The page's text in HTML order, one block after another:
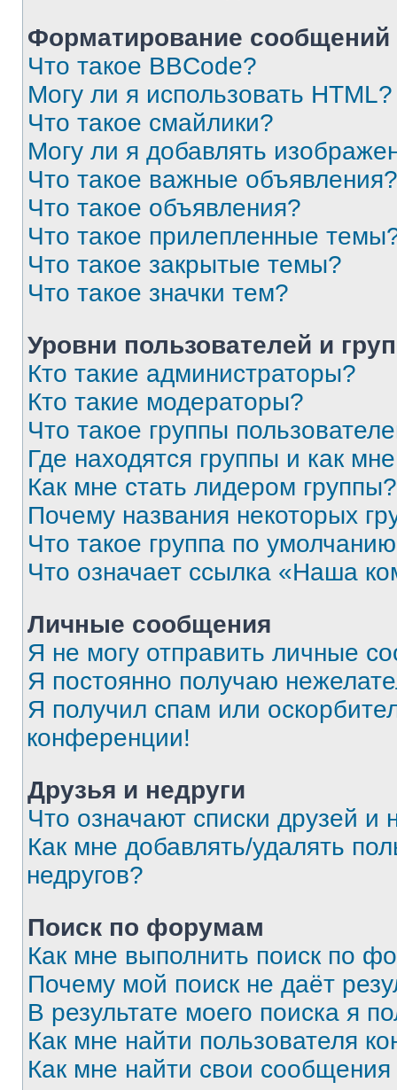
Форматирование
Что такое BBCode?
Могу ли я использовать HTML?
Что такое смайлики?
Могу ли я добавлять
Что такое важные объявления?
Что такое объявления?
Что такое прилепленные
Что такое закрытые темы?
Что такое значки тем?
Уровни пользователей и
Кто такие администраторы?
Кто такие модераторы?
Что такое группы
Где находятся группы и как
Как мне стать лидером группы?
Почему названия некоторых
Что такое группа по
Что означает ссылка «Наша
Личные сообщения
Я не могу отправить личные
Я постоянно получаю
Я получил спам или
конференции!
Друзья и недруги
Что означают списки друзей и
Как мне добавлять/удалять
недругов?
Поиск по форумам
Как мне выполнить поиск по
Почему мой поиск не даёт
В результате моего поиска я
Как мне найти пользователя
Как мне найти свои